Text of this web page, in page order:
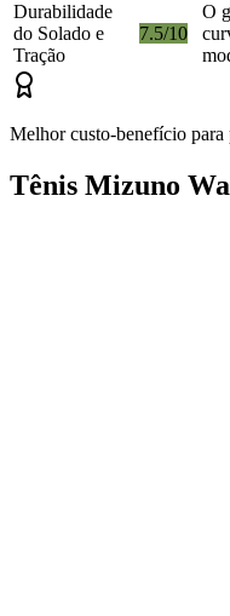
Durabilidade
do Solado e
Tração
7.5/10
O
Melhor custo-benefício para
Tênis Mizuno